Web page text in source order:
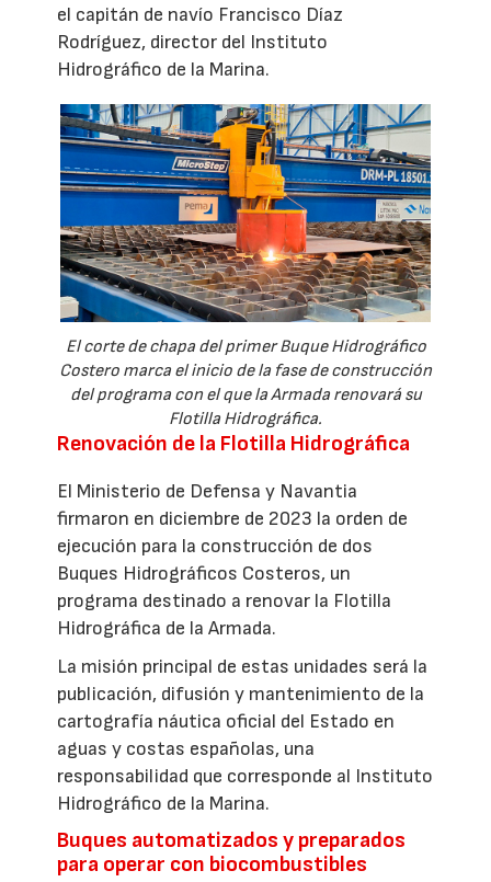
el capitán de navío Francisco Díaz
Rodríguez, director del Instituto
Hidrográfico de la Marina.
El corte de chapa del primer Buque Hidrográfico
Costero marca el inicio de la fase de construcción
del programa con el que la Armada renovará su
Flotilla Hidrográfica.
Renovación de la Flotilla Hidrográfica
El Ministerio de Defensa y Navantia
firmaron en diciembre de 2023 la orden de
ejecución para la construcción de dos
Buques Hidrográficos Costeros, un
programa destinado a renovar la Flotilla
Hidrográfica de la Armada.
La misión principal de estas unidades será la
publicación, difusión y mantenimiento de la
cartografía náutica oficial del Estado en
aguas y costas españolas, una
responsabilidad que corresponde al Instituto
Hidrográfico de la Marina.
Buques automatizados y preparados
para operar con biocombustibles